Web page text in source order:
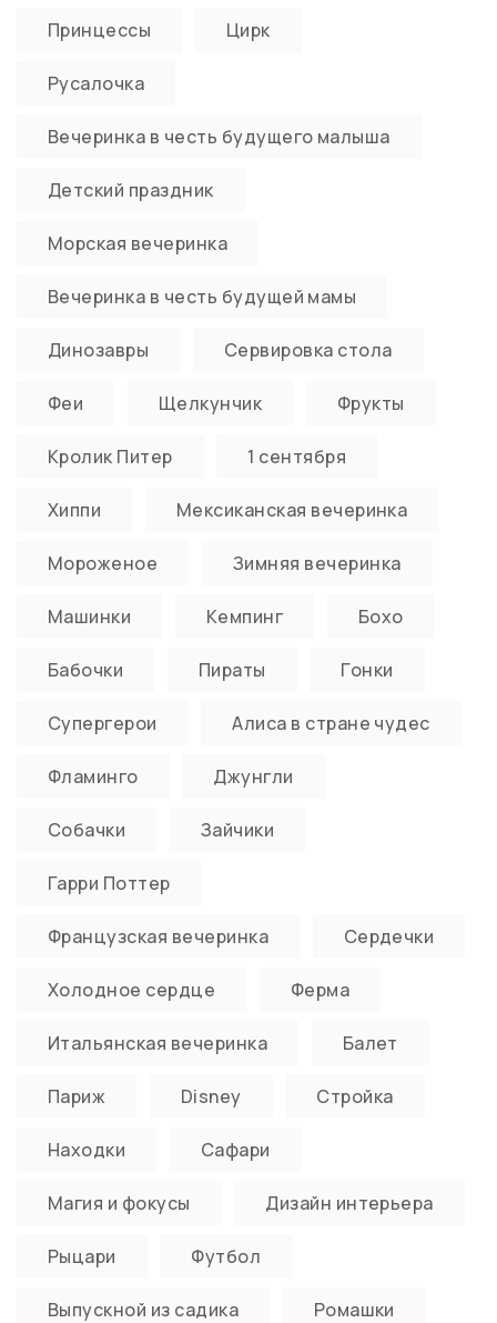
Принцессы Цирк
Русалочка
Вечеринка в честь будущего малыша
Детский праздник
Морская вечеринка
Вечеринка в честь будущей мамы
Динозавры Сервировка стола
Феи Щелкунчик Фрукты
Кролик Питер 1 сентября
Хиппи Мексиканская вечеринка
Мороженое Зимняя вечеринка
Машинки Кемпинг Бохо
Бабочки Пираты Гонки
Супергерои Алиса в стране чудес
Фламинго Джунгли
Собачки Зайчики
Гарри Поттер
Французская вечеринка Сердечки
Холодное сердце Ферма
Итальянская вечеринка Балет
Париж Disney Стройка
Находки Сафари
Магия и фокусы Дизайн интерьера
Рыцари Футбол
Выпускной из садика Ромашки